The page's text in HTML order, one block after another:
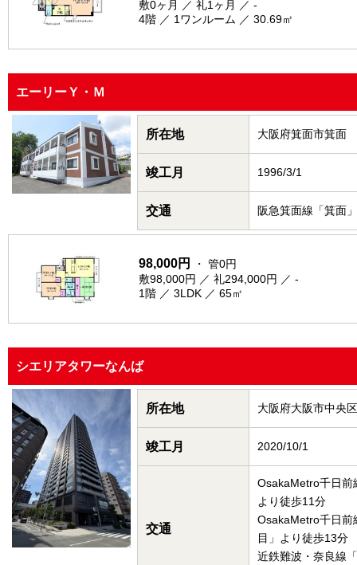
敷0ヶ月 ／ 礼1ヶ月 ／ -
4階 ／ 1ワンルーム ／ 30.69㎡
エーリーＹ・Ｍ
所在地 大阪府箕面市箕面
竣工月 1996/3/1
交通 阪急箕面線「箕面
98,000円
・ 管0円
敷98,000円 ／ 礼294,000円 ／ -
1階 ／ 3LDK ／ 65㎡
シエリアタワーなんば
所在地 大阪府大阪市中央
竣工月 2020/10/1
交通
OsakaMetro千日前
より徒歩11分
OsakaMetro千日前
目」より徒歩13分
近鉄難波・奈良線